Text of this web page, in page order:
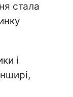
стала
і